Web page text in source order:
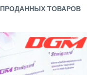
ПРОДАННЫХ ТОВАРОВ